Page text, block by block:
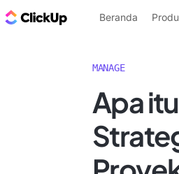
Blog ClickUp
Beranda
MANAGE
Apa